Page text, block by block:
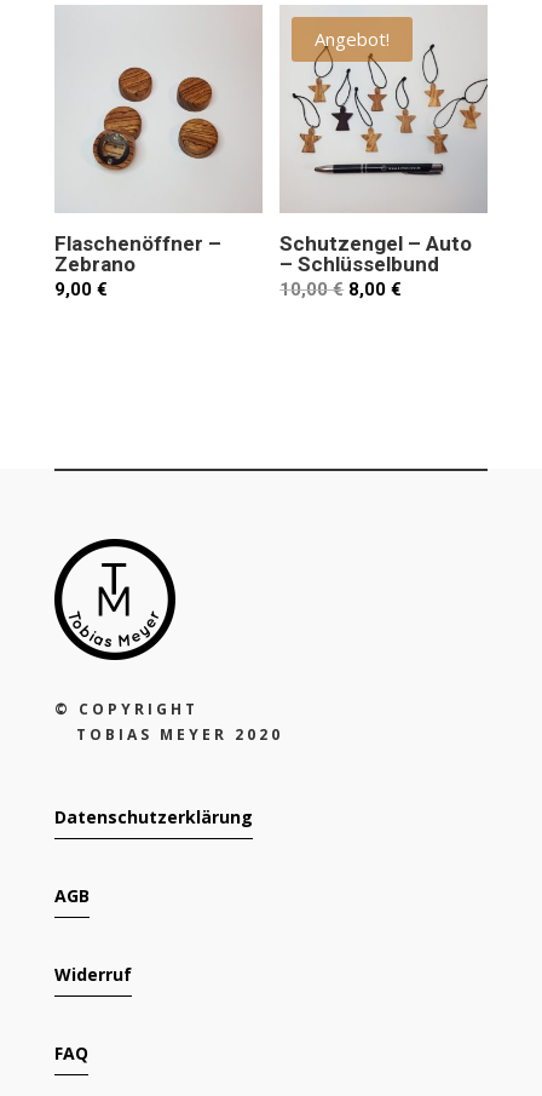
Flaschenöffner –
Zebrano
9,00 €
Angebot!
Schutzengel – Auto
– Schlüsselbund
10,00€ 8,00€
© COPYRIGHT
TOBIAS MEYER 2020
Datenschutzerklärung
AGB
Widerruf
FAQ